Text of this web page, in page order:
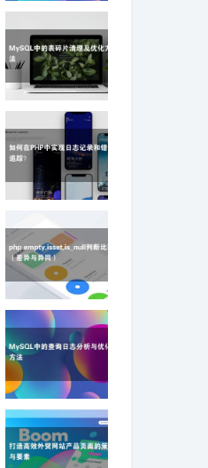
使用GDB调试PHP代
环问题
MySQL中的表碎片清理
php empty,isset,is_null
判断比较（差异与异
同）
MySQL中的查询日志分
析与优化方法